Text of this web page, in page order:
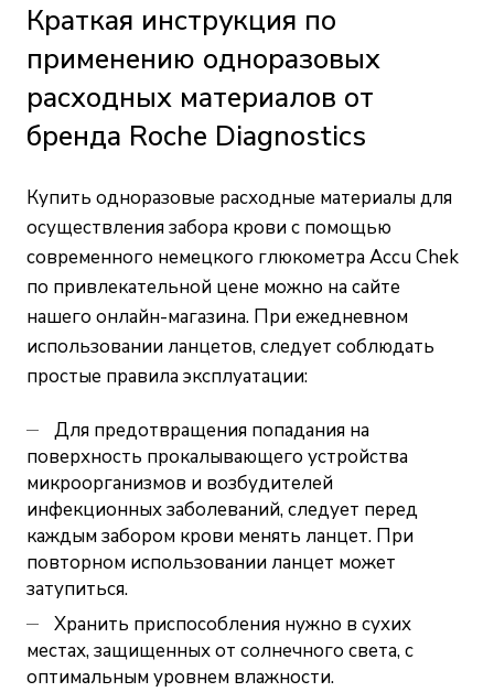
Краткая инструкция по
применению одноразовых
расходных материалов от
бренда Roche Diagnostics
Купить одноразовые расходные материалы для
осуществления забора крови с помощью
современного немецкого глюкометра Accu Chek
по привлекательной цене можно на сайте
нашего онлайн-магазина. При ежедневном
использовании ланцетов, следует соблюдать
простые правила эксплуатации:
Для предотвращения попадания на
поверхность прокалывающего устройства
микроорганизмов и возбудителей
инфекционных заболеваний, следует перед
каждым забором крови менять ланцет. При
повторном использовании ланцет может
затупиться.
Хранить приспособления нужно в сухих
местах, защищенных от солнечного света, с
оптимальным уровнем влажности.